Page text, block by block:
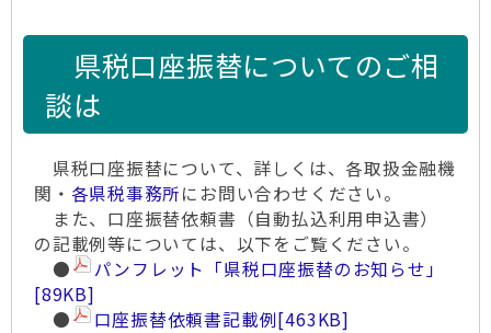
県税口座振替についてのご相
談は
県税口座振替について、詳しくは、各取扱金融機
関・ 各県税事務所にお問い合わせください。
また、口座振替依頼書（自動払込利用申込書）
の記載例等については、以下をご覧ください。
●
パンフレット「県税口座振替のお知らせ」
[89KB]
●
口座振替依頼書記載例[463KB]